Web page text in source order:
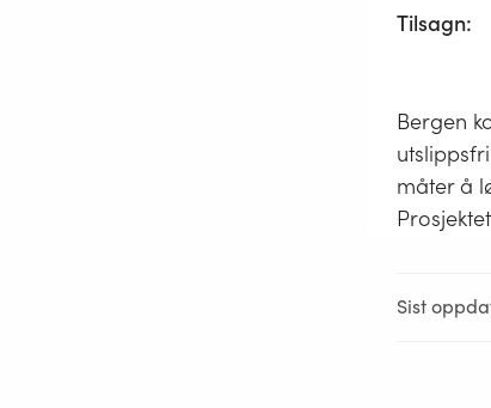
Tilsagn:
Bergen
måter å
Sist